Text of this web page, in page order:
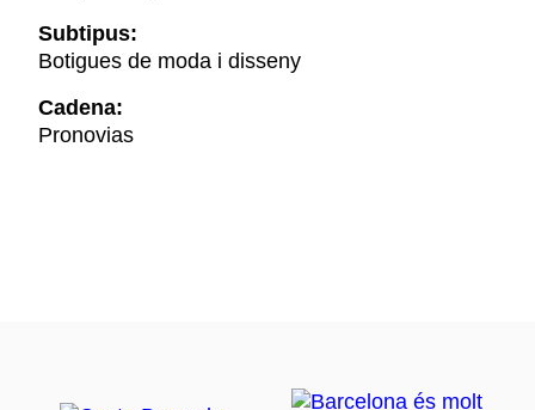
Subtipus:
Botigues de moda i disseny
Cadena:
Pronovias